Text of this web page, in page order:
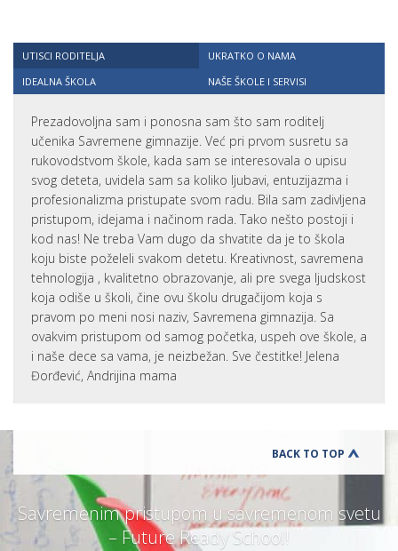
UTISCI RODITELJA
UKRATKO O NAMA
IDEALNA ŠKOLA
NAŠE ŠKOLE I SERVISI
Prezadovoljna sam i ponosna sam što sam roditelj
učenika Savremene gimnazije. Već pri prvom susretu sa
rukovodstvom škole, kada sam se interesovala o upisu
svog deteta, uvidela sam sa koliko ljubavi, entuzijazma i
profesionalizma pristupate svom radu. Bila sam zadivljena
pristupom, idejama i načinom rada. Tako nešto postoji i
kod nas! Ne treba Vam dugo da shvatite da je to škola
koju biste poželeli svakom detetu. Kreativnost, savremena
tehnologija , kvalitetno obrazovanje, ali pre svega ljudskost
koja odiše u školi, čine ovu školu drugačijom koja s
pravom po meni nosi naziv, Savremena gimnazija. Sa
ovakvim pristupom od samog početka, uspeh ove škole, a
i naše dece sa vama, je neizbežan. Sve čestitke! Jelena
Đorđević, Andrijina mama
BACK TO TOP
Savremenim pristupom u savremenom svetu
– Future Ready School!